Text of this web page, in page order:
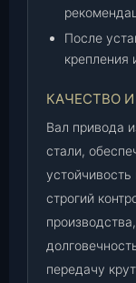
После
крепления
КАЧЕСТВО
Вал привода
стали,
строгий
передачу